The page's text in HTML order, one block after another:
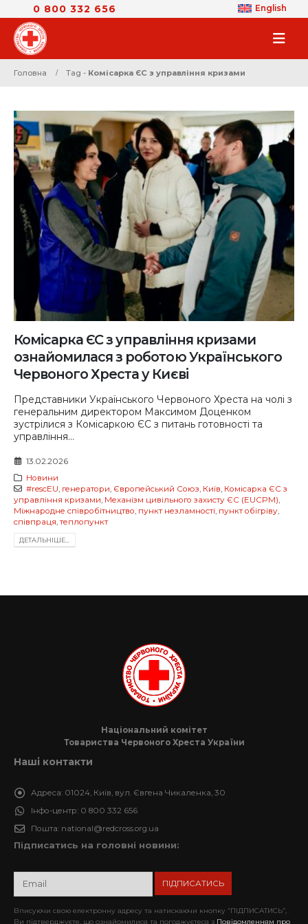
0 800 332 656 English
Головна Tag - Комісарка ЄС з управління кризами
Комісарка ЄС з управління кризами
ознайомилася з роботою Українського
Червоного Хреста у Києві
Представники Українського Червоного Хреста на чолі з
генеральним директором Максимом Доценком
зустрілися з Комісаркою ЄС з питань готовності та
управління...
13.02.2026
Новини
#rescEU генератори Європейський Союз Київ Комісарка ЄС з
управління кризами Механізм цивільного захисту ЄС (EUCPM)
Міжнародне співробітництво пункт незламності пункт обігріву
співпраця ,теплопункт
ДЕТАЛЬНIШЕ...
Національний комітет
Товариства Червоного Хреста України
Наші контакти
Адреса: 01024, Київ, вул. Євгена Чикаленка, 30
Інфо-центр: 0 800 332 656
Пошта: national@redcross.org.ua
Підписатись на головні новини:
Вписуючи свою електронну адресу та натискаючи кнопку “ПІДПИСАТИСЬ”,
Ви підтверджуєте, що ознайомилися та погоджуєтеся з Повідомленням про